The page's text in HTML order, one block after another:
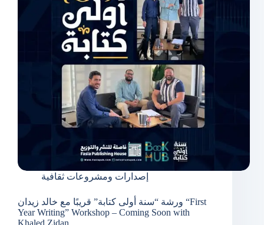
إصدارات ومشروعات ثقافية
ورشة “سنة أولى كتابة” قريبًا مع خالد زيدان “First
Year Writing” Workshop – Coming Soon with